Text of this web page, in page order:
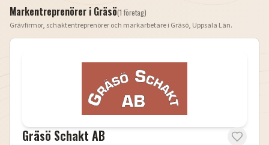
Markentreprenörer i Gräsö(1 företag)
Grävfirmor, schaktentreprenörer och markarbetare i Gräsö, Uppsala Län.
Gräsö Schakt AB